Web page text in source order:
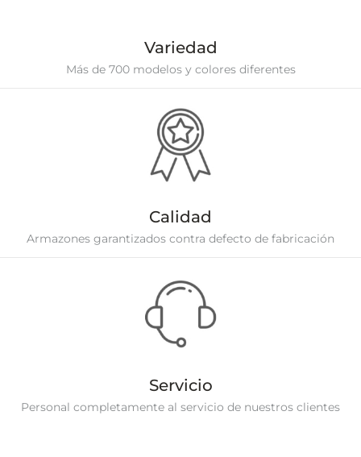
Variedad
Más de 700 modelos y colores diferentes
Calidad
Armazones garantizados contra defecto de fabricación
Servicio
Personal completamente al servicio de nuestros clientes